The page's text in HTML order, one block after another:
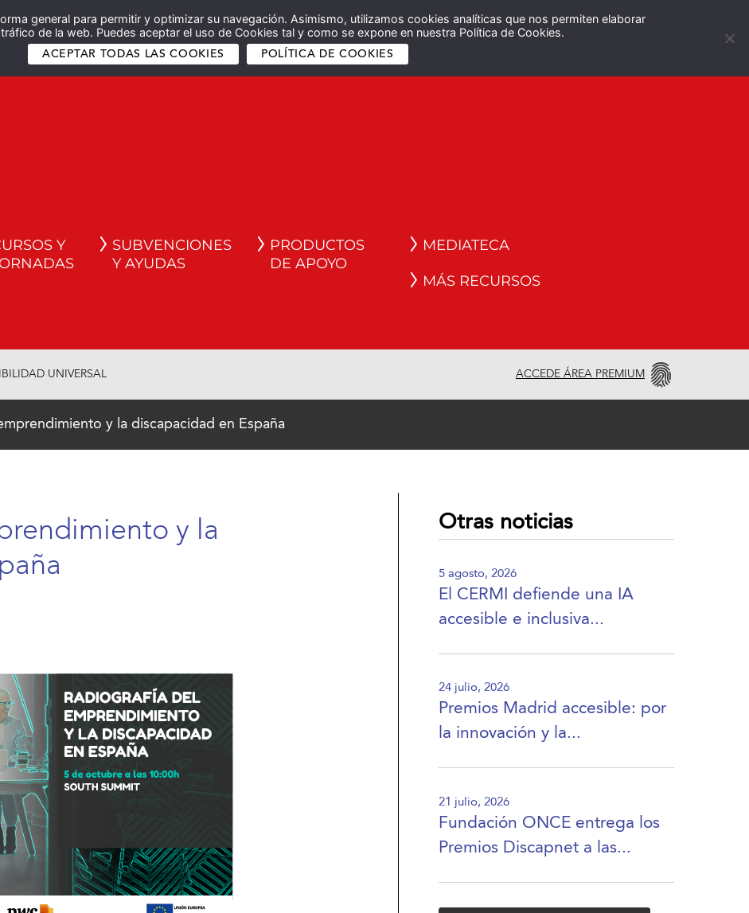
general para permitir y optimizar su navegación. Asimismo, utilizamos cookies analíticas que nos permiten elaborar
de la web. Puedes aceptar el uso de Cookies tal y como se expone en nuestra Política de Cookies.
ACEPTAR TODAS LAS COOKIES POLÍTICA DE COOKIES
Español English
Y
SUBVENCIONES
Y AYUDAS
PRODUCTOS
DE APOYO
MEDIATECA
MÁS RECURSOS
UNIVERSAL ACCEDE ÁREA PREMIUM
y la discapacidad en España
y la
Otras noticias
5 agosto, 2026
El CERMI defiende una IA
accesible e inclusiva...
24 julio, 2026
Premios Madrid accesible: por
la innovación y la...
21 julio, 2026
Fundación ONCE entrega los
Premios Discapnet a las...